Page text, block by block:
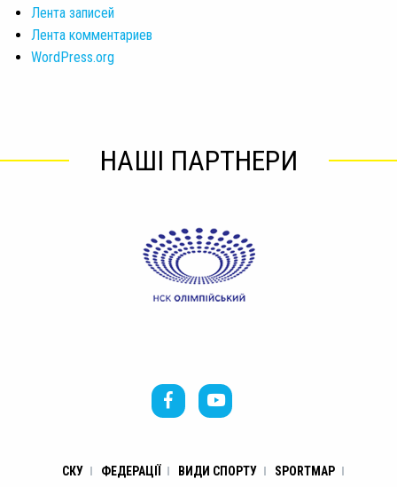
Лента записей
Лента комментариев
WordPress.org
НАШІ ПАРТНЕРИ
СКУ ФЕДЕРАЦІЇ ВИДИ СПОРТУ SPORTMAP